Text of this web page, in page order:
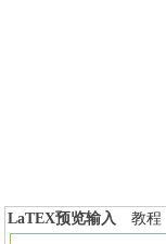
LaTEX预览输入 教程